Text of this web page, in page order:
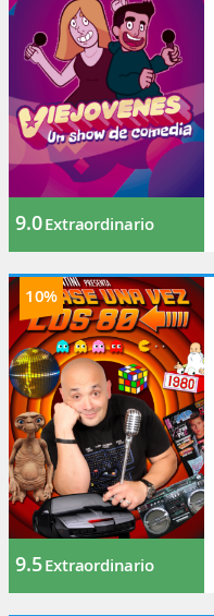
9.0Extraordinario
10%
9.5Extraordinario